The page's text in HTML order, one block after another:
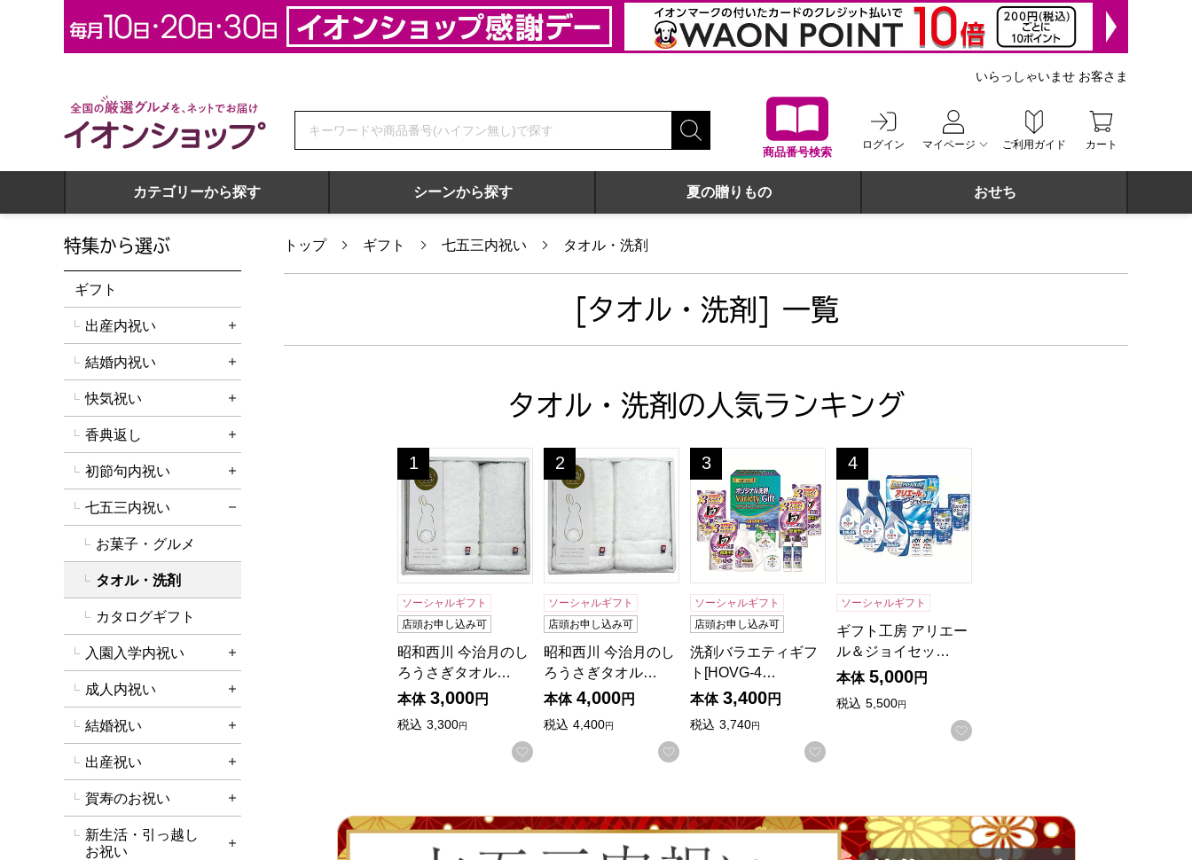
全国の厳選グルメを、ネットでお届け イオンショップ
商品番号検索
ログイン マイページ ご利用ガイド カート
いらっしゃいませ お客さま
カテゴリーから探す シーンから探す 夏の贈りもの おせち
トップ ギフト 七五三内祝い タオル・洗剤
[タオル・洗剤] 一覧
タオル・洗剤の人気ランキング
昭和西川 今治月のしろうさぎタオルギフト[30WH]【贈りものカタログ】
1
位
ソーシャルギフト
店頭お申し込み可
昭和西川 今治月のし
ろうさぎタオル…
本体 3,000円
税込 3,300円
お気に入りに登録する
昭和西川 今治月のしろうさぎタオルギフト[40WH]【贈りものカタログ】
2
位
ソーシャルギフト
店頭お申し込み可
昭和西川 今治月のし
ろうさぎタオル…
本体 4,000円
税込 4,400円
お気に入りに登録する
洗剤バラエティギフト[HOVG-40]【贈りものカタログ】
3
位
ソーシャルギフト
店頭お申し込み可
洗剤バラエティギフ
ト[HOVG-4…
本体 3,400円
税込 3,740円
お気に入りに登録する
ギフト工房 アリエール＆ジョイセット[GAJ-50D]【年
4
位
ソーシャルギフト
ギフト工房 アリエー
ル＆ジョイセッ…
本体 5,000円
税込 5,500円
お気に入りに登録する
特集から選ぶ
ギフト
出産内祝い
詳細を開く
結婚内祝い
詳細を開く
快気祝い
詳細を開く
香典返し
詳細を開く
初節句内祝い
詳細を開く
七五三内祝い
お菓子・グルメ
タオル・洗剤
カタログギフト
入園入学内祝い
詳細を開く
成人内祝い
詳細を開く
結婚祝い
詳細を開く
出産祝い
詳細を開く
賀寿のお祝い
詳細を開く
新生活・引っ越し
お祝い
詳細を開く